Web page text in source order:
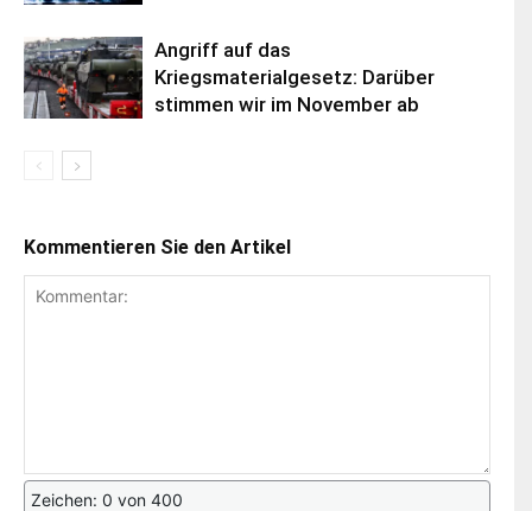
Angriff auf das
Kriegsmaterialgesetz: Darüber
stimmen wir im November ab
Kommentieren Sie den Artikel
Zeichen: 0 von 400